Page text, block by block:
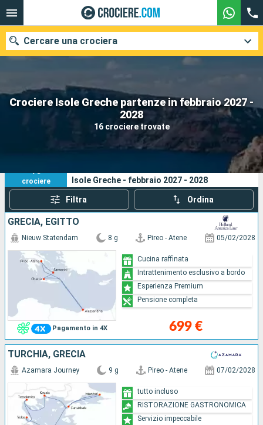
Crociere Isole Greche partenze in febbraio 2027 -
2028
16 crociere trovate
Cercare una crociera
Le nostre destinazioni
Ricerca
16
crociere
Isole Greche - febbraio 2027 - 2028
Filtra Ordina
GRECIA, EGITTO
Pagamento in 4X
Nieuw Statendam 8 g Pireo - Atene 05/02/2028
699 €
Cucina raffinata
Intrattenimento esclusivo a bordo
Esperienza Premium
Pensione completa
TURCHIA, GRECIA
Azamara Journey 9 g Pireo - Atene 07/02/2028
tutto incluso
RISTORAZIONE GASTRONOMICA
Servizio impeccabile